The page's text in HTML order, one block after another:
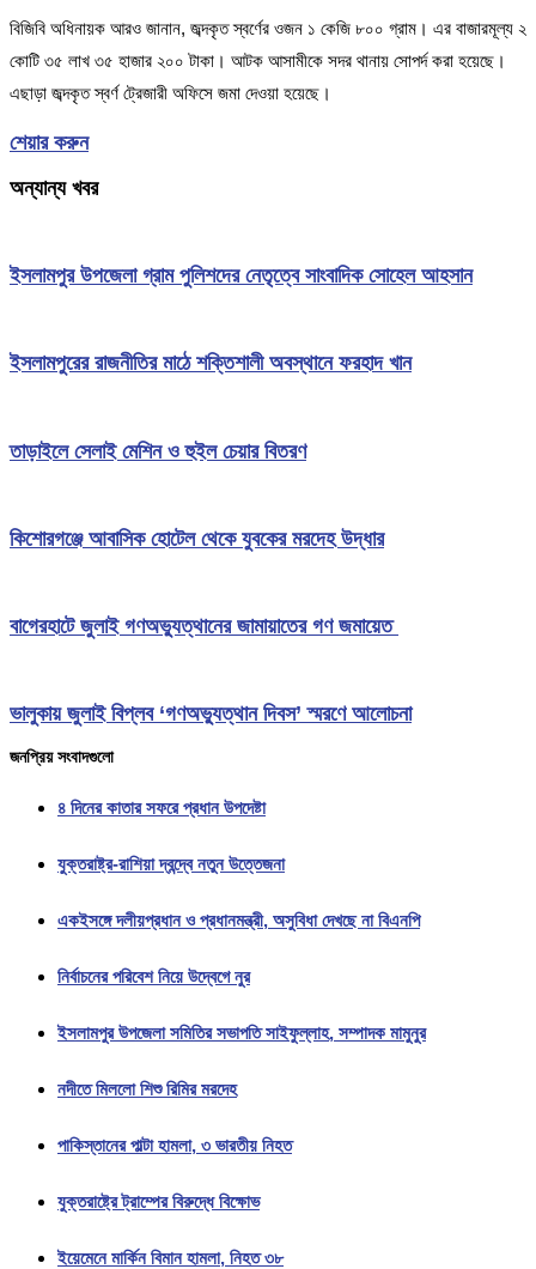
বিজিবি অধিনায়ক আরও জানান, জব্দকৃত স্বর্ণের ওজন ১ কেজি ৮০০ গ্রাম। এর বাজারমূল্য ২
কোটি ৩৫ লাখ ৩৫ হাজার ২০০ টাকা। আটক আসামীকে সদর থানায় সোপর্দ করা হয়েছে।
এছাড়া জব্দকৃত স্বর্ণ ট্রেজারী অফিসে জমা দেওয়া হয়েছে।
শেয়ার করুন
অন্যান্য খবর
ইসলামপুর উপজেলা গ্রাম পুলিশদের নেতৃত্বে সাংবাদিক সোহেল আহসান
ইসলামপুরের রাজনীতির মাঠে শক্তিশালী অবস্থানে ফরহাদ খান
তাড়াইলে সেলাই মেশিন ও হুইল চেয়ার বিতরণ
কিশোরগঞ্জে আবাসিক হোটেল থেকে যুবকের মরদেহ উদ্ধার
বাগেরহাটে জুলাই গণঅভ্যুত্থানের জামায়াতের গণ জমায়েত
ভালুকায় জুলাই বিপ্লব ‘গণঅভ্যুত্থান দিবস’ স্মরণে আলোচনা
জনপ্রিয় সংবাদগুলো
৪ দিনের কাতার সফরে প্রধান উপদেষ্টা
যুক্তরাষ্ট্র-রাশিয়া দ্বন্দ্বে নতুন উত্তেজনা
একইসঙ্গে দলীয়প্রধান ও প্রধানমন্ত্রী, অসুবিধা দেখছে না বিএনপি
নির্বাচনের পরিবেশ নিয়ে উদ্বেগে নুর
ইসলামপুর উপজেলা সমিতির সভাপতি সাইফুল্লাহ, সম্পাদক মামুনুর
নদীতে মিললো শিশু রিমির মরদেহ
পাকিস্তানের পাল্টা হামলা, ৩ ভারতীয় নিহত
যুক্তরাষ্ট্রে ট্রাম্পের বিরুদ্ধে বিক্ষোভ
ইয়েমেনে মার্কিন বিমান হামলা, নিহত ৩৮